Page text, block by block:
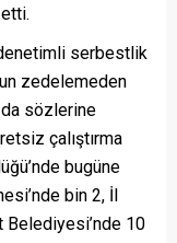
serbestlik
zedelemeden
da sözlerine
çalıştırma
bugüne
bin 2, İl
Belediyesi’nde 10